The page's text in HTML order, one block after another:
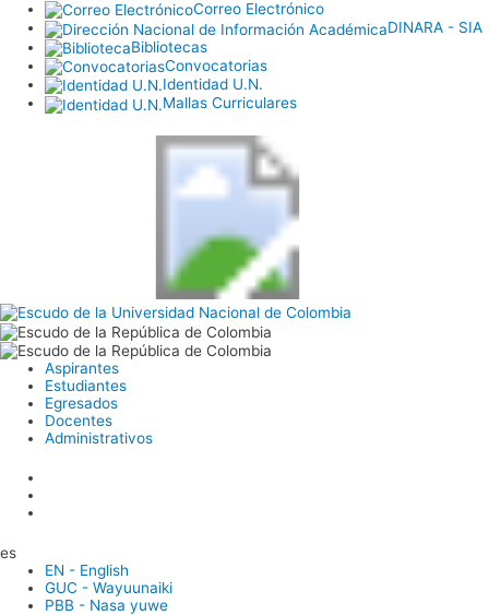
Correo Electrónico
DINARA - SIA
Bibliotecas
Convocatorias
Identidad U.N.
Mallas Curriculares
Aspirantes
Estudiantes
Egresados
Docentes
Administrativos
es
EN - English
GUC - Wayuunaiki
PBB - Nasa yuwe